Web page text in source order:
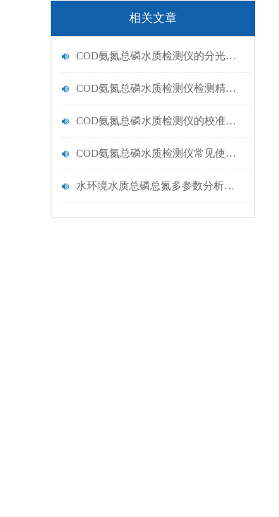
相关文章
COD氨氮总磷水质检测仪的分光光度法原理与系统化运维管理
COD氨氮总磷水质检测仪检测精度影响因素与优化措施
COD氨氮总磷水质检测仪的校准流程与周期规范
COD氨氮总磷水质检测仪常见使用误区，请规避！
水环境水质总磷总氮多参数分析测定仪器【云唐多参数水质检测仪推荐】